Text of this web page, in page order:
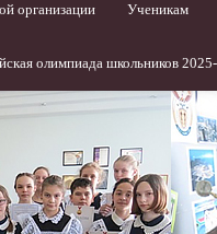
организации Ученикам
олимпиада школьников